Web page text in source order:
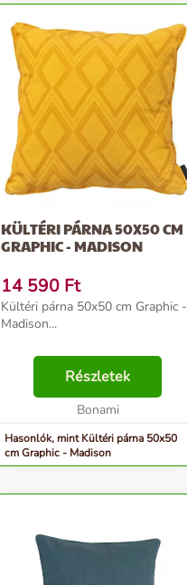
KÜLTÉRI PÁRNA 50X50 CM
GRAPHIC - MADISON
14 590 Ft
Kültéri párna 50x50 cm Graphic -
Madison...
Részletek
Bonami
Hasonlók, mint Kültéri párna 50x50
cm Graphic - Madison